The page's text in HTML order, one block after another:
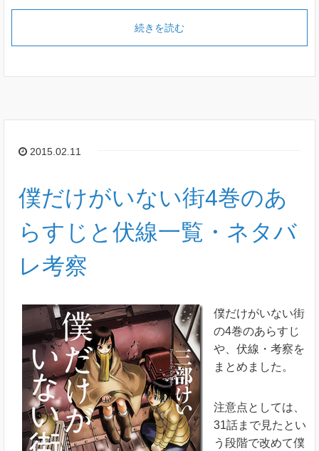
続きを読む
2015.02.11
僕だけがいない街4巻のあ
らすじと伏線一覧・ネタバ
レ考察
僕だけがいない街
の4巻のあらすじ
や、伏線・考察を
まとめました。
注意点としては、
31話まで見たとい
う段階で改めて僕